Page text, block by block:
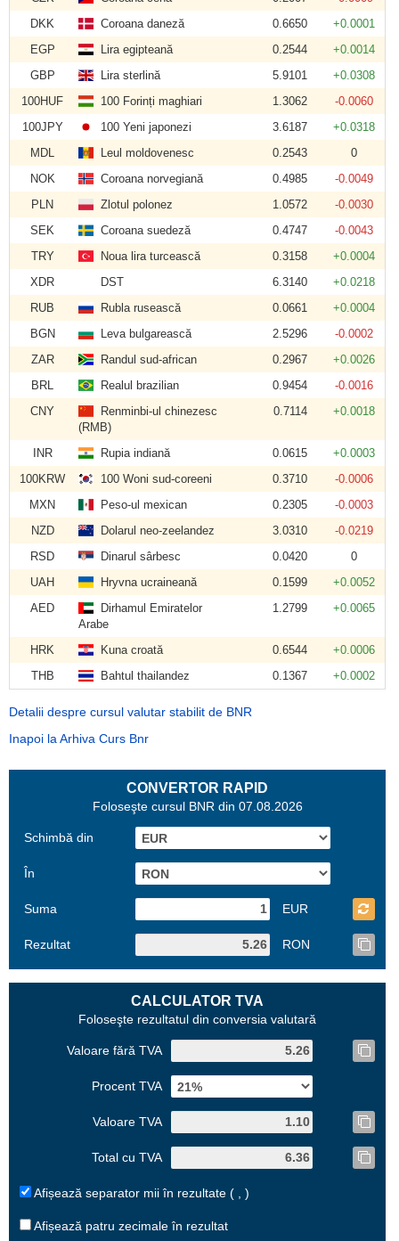
DKK
Coroana daneză 0.6650
+0.0001
EGP
Lira egipteană 0.2544
+0.0014
GBP
Lira sterlină 5.9101
+0.0308
100HUF
100 Forinți maghiari 1.3062
-0.0060
100JPY
100 Yeni japonezi 3.6187
+0.0318
MDL
Leul moldovenesc 0.2543
0
NOK
Coroana norvegiană 0.4985
-0.0049
PLN
Zlotul polonez 1.0572
-0.0030
SEK
Coroana suedeză 0.4747
-0.0043
TRY
Noua lira turcească 0.3158
+0.0004
XDR
DST 6.3140
+0.0218
RUB
Rubla rusească 0.0661
+0.0004
BGN
Leva bulgarească 2.5296
-0.0002
ZAR
Randul sud-african 0.2967
+0.0026
BRL
Realul brazilian 0.9454
-0.0016
CNY
Renminbi-ul chinezesc
(RMB)
0.7114 +0.0018
INR Rupia indiană 0.0615
+0.0003
100KRW
100 Woni sud-coreeni 0.3710
-0.0006
MXN
Peso-ul mexican 0.2305
-0.0003
NZD
Dolarul neo-zeelandez 3.0310
-0.0219
RSD
Dinarul sârbesc 0.0420
0
UAH
Hryvna ucraineană 0.1599
+0.0052
AED
Dirhamul Emiratelor
Arabe
1.2799 +0.0065
HRK Kuna croată 0.6544
+0.0006
THB
Bahtul thailandez 0.1367 +0.0002
Detalii despre cursul valutar stabilit de BNR
Inapoi la Arhiva Curs Bnr
CONVERTOR RAPID
Foloseşte cursul BNR din 07.08.2026
Schimbă din
În
Suma EUR
Rezultat RON
CALCULATOR TVA
Foloseşte rezultatul din conversia valutară
Valoare fără TVA
Procent TVA
Valoare TVA
Total cu TVA
Afișează separator mii în rezultate ( , )
Afișează patru zecimale în rezultat